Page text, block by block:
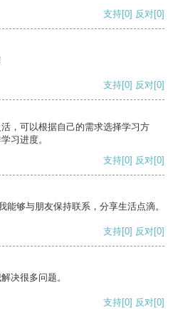
支持[0] 反对[0]
支持[0] 反对[0]
，可以根据自己的需求选择学习方
习进度。
支持[0] 反对[0]
能够与朋友保持联系，分享生活点滴。
支持[0] 反对[0]
决很多问题。
支持[0] 反对[0]